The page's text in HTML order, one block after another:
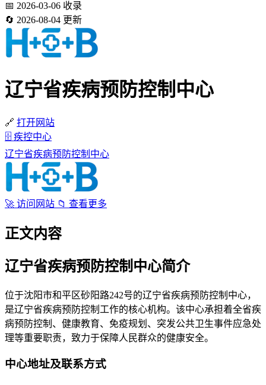
📅 2026-03-06 收录
🔄 2026-08-04 更新
辽宁省疾病预防控制中心
🔗 打开网站
🗄 疾控中心
辽宁省疾病预防控制中心
🚀 访问网站 📁 查看更多
正文内容
辽宁省疾病预防控制中心简介
位于沈阳市和平区砂阳路242号的辽宁省疾病预防控制中心，
是辽宁省疾病预防控制工作的核心机构。该中心承担着全省疾
病预防控制、健康教育、免疫规划、突发公共卫生事件应急处
理等重要职责，致力于保障人民群众的健康安全。
中心地址及联系方式